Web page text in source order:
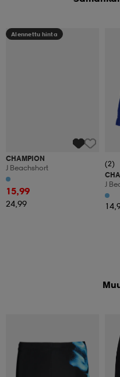
Alennettu hinta
CHAMPION
J Beachshort
15,99
24,99
(2)
J